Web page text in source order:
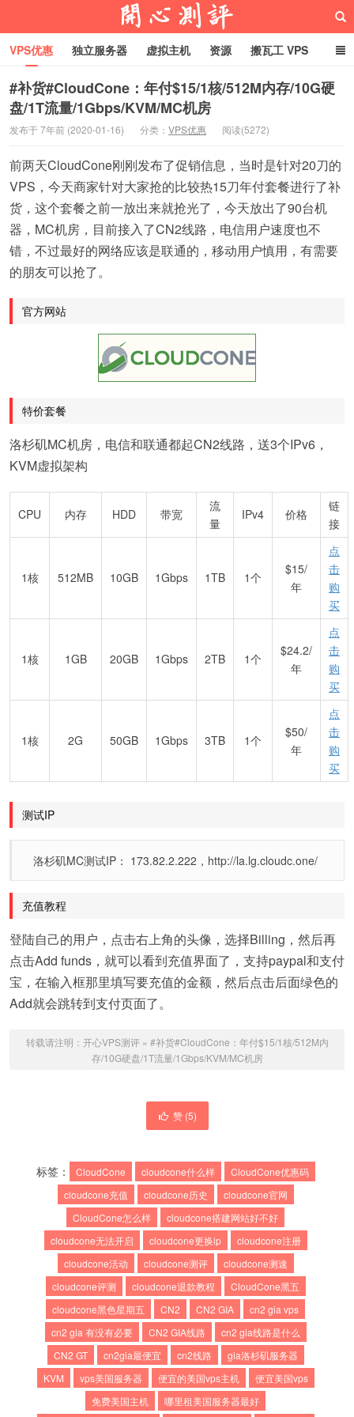
开心VPS测评
VPS优惠 独立服务器 虚拟主机 资源 搬瓦工 VPS
折腾VPS 真实测评 Hostloc趣闻 域名
RackNerd促销套餐
#补货#CloudCone：年付$15/1核/512M内存/10G硬
盘/1T流量/1Gbps/KVM/MC机房
发布于 7年前 (2020-01-16) 分类： VPS优惠 阅读(5272)
前两天CloudCone刚刚发布了促销信息，当时是针对20刀的
VPS，今天商家针对大家抢的比较热15刀年付套餐进行了补
货，这个套餐之前一放出来就抢光了，今天放出了90台机
器，MC机房，目前接入了CN2线路，电信用户速度也不
错，不过最好的网络应该是联通的，移动用户慎用，有需要
的朋友可以抢了。
官方网站
特价套餐
洛杉矶MC机房，电信和联通都起CN2线路，送3个IPv6，
KVM虚拟架构
CPU 内存 HDD 带宽
流
量
IPv4 价格
链
接
1核 512MB 10GB 1Gbps 1TB 1个
$15/
年
点
击
购
买
1核 1GB 20GB 1Gbps 2TB 1个
$24.2/
年
点
击
购
买
1核 2G 50GB 1Gbps 3TB 1个
$50/
年
点
击
购
买
测试IP
洛杉矶MC测试IP： 173.82.2.222，http://la.lg.cloudc.one/
充值教程
登陆自己的用户，点击右上角的头像，选择Billing，然后再
点击Add funds，就可以看到充值界面了，支持paypal和支付
宝，在输入框那里填写要充值的金额，然后点击后面绿色的
Add就会跳转到支付页面了。
转载请注明： 开心VPS测评» #补货#CloudCone：年付$15/1核/512M内
存/10G硬盘/1T流量/1Gbps/KVM/MC机房
赞 (5)
标签： CloudCone cloudcone什么样
CloudCone优惠码
cloudcone充值
cloudcone历史
cloudcone官网
CloudCone怎么样
cloudcone搭建网站好不好
cloudcone无法开启
cloudcone更换ip
cloudcone注册
cloudcone活动
cloudcone测评
cloudcone测速
cloudcone评测
cloudcone退款教程
CloudCone黑五
cloudcone黑色星期五
CN2 CN2 GIA
cn2 gia vps
cn2 gia 有没有必要
CN2 GIA线路
cn2 gia线路是什么
CN2 GT
cn2gia最便宜 cn2线路
gia洛杉矶服务器
KVM
vps美国服务器 便宜的美国vps主机
便宜美国vps
免费美国主机
哪里租美国服务器最好